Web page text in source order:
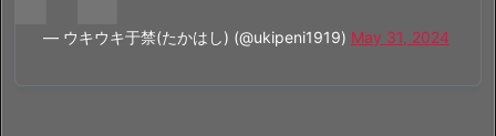
— ウキウキ于禁(たかはし) (@ukipeni1919) May 31, 2024